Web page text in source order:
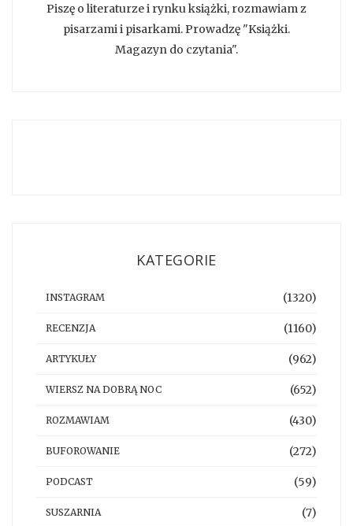
Piszę o literaturze i rynku książki, rozmawiam z
pisarzami i pisarkami. Prowadzę "Książki.
Magazyn do czytania".
KATEGORIE
INSTAGRAM (1320)
RECENZJA (1160)
ARTYKUŁY (962)
WIERSZ NA DOBRĄ NOC (652)
ROZMAWIAM (430)
BUFOROWANIE (272)
PODCAST (59)
SUSZARNIA (7)